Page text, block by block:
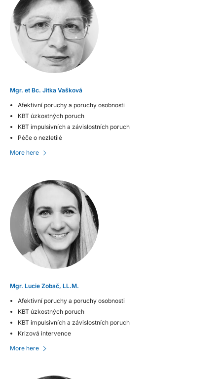
Mgr. et Bc. Jitka Vašková
Afektivní poruchy a poruchy osobnosti
KBT úzkostných poruch
KBT impulsivních a závislostních poruch
Péče o nezletilé
More here
Mgr. Lucie Zobač, LL.M.
Afektivní poruchy a poruchy osobnosti
KBT úzkostných poruch
KBT impulsivních a závislostních poruch
Krizová intervence
More here